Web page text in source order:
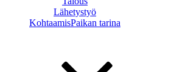
Lähetystyö
KohtaamisPaikan tarina